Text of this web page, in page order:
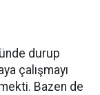
durup
çalışmayı
Bazen de